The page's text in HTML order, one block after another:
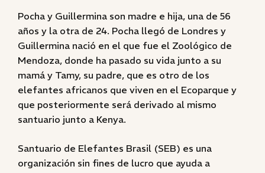
Pocha y Guillermina son madre e hija, una de 56
años y la otra de 24. Pocha llegó de Londres y
Guillermina nació en el que fue el Zoológico de
Mendoza, donde ha pasado su vida junto a su
mamá y Tamy, su padre, que es otro de los
elefantes africanos que viven en el Ecoparque y
que posteriormente será derivado al mismo
santuario junto a Kenya.
Santuario de Elefantes Brasil (SEB) es una
organización sin fines de lucro que ayuda a